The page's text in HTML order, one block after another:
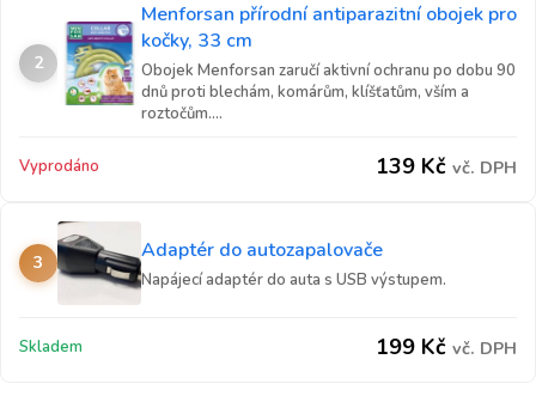
2
Menforsan přírodní antiparazitní obojek pro
kočky, 33 cm
Obojek Menforsan zaručí aktivní ochranu po dobu 90
dnů proti blechám, komárům, klíšťatům, vším a
roztočům....
Vyprodáno 139 Kč vč. DPH
3 Adaptér do autozapalovače
Napájecí adaptér do auta s USB výstupem.
Skladem 199 Kč vč. DPH